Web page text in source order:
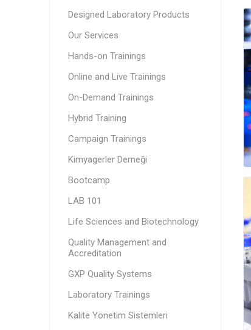
Designed Laboratory Products
Our Services
Hands-on Trainings
Online and Live Trainings
On-Demand Trainings
Hybrid Training
Campaign Trainings
Kimyagerler Derneği
Bootcamp
LAB 101
Life Sciences and Biotechnology
Quality Management and
Accreditation
GXP Quality Systems
Laboratory Trainings
Kalite Yönetim Sistemleri